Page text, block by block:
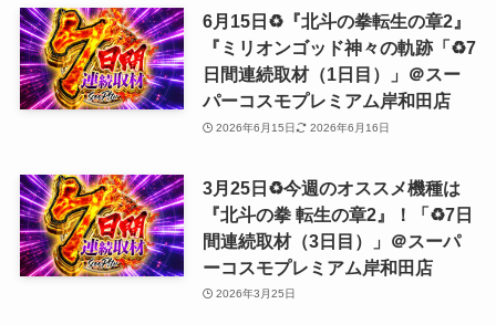
6月15日♻️『北斗の拳転生の章2』
『ミリオンゴッド神々の軌跡「♻️7
日間連続取材（1日目）」＠スー
パーコスモプレミアム岸和田店
2026年6月15日 2026年6月16日
3月25日♻️今週のオススメ機種は
『北斗の拳 転生の章2』！「♻️7日
間連続取材（3日目）」＠スーパ
ーコスモプレミアム岸和田店
2026年3月25日